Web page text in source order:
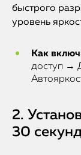
быстрого
уровень
Как
доступ →
2.
30